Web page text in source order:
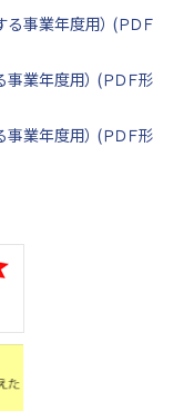
事業年度用） (ＰＤＦ
業年度用） (ＰＤＦ形
業年度用） (ＰＤＦ形